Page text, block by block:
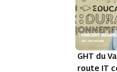
GHT du
route IT